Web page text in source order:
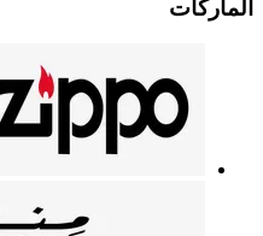
الماركات